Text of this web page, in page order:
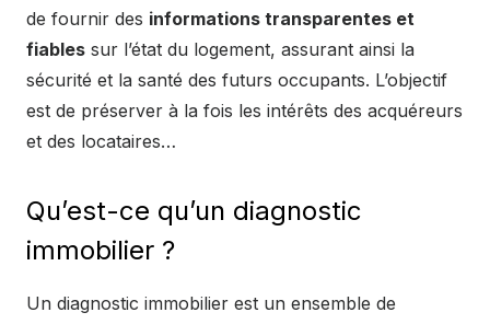
de fournir des informations transparentes et
fiables sur l’état du logement, assurant ainsi la
sécurité et la santé des futurs occupants. L’objectif
est de préserver à la fois les intérêts des acquéreurs
et des locataires…
Qu’est-ce qu’un diagnostic
immobilier ?
Un diagnostic immobilier est un ensemble de